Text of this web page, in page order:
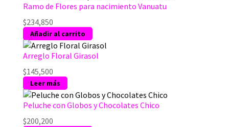
Ramo de Flores para nacimiento Vanuatu
$234,850
Añadir al carrito
Arreglo Floral Girasol
$145,500
Leer más
Peluche con Globos y Chocolates Chico
$200,200